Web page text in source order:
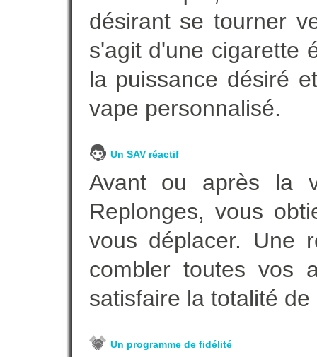
désirant se tourner
s'agit d'une cigarette
la puissance désiré
vape personnalisé.
Un SAV réactif
Avant ou après la
Replonges, vous
vous déplacer. Une
combler toutes vos
satisfaire la totalité
Un programme de fidélité